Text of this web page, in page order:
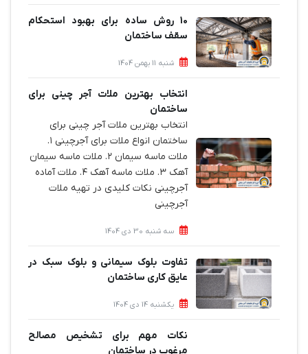
10 روش ساده برای بهبود استحکام
سقف ساختمان
شنبه 11 بهمن 1404
انتخاب بهترین ملات آجر چینی برای
ساختمان‌
انتخاب بهترین ملات آجر چینی برای
ساختمان‌ انواع ملات برای آجرچینی ۱.
ملات ماسه سیمان ۲. ملات ماسه سیمان
آهک ۳. ملات ماسه آهک ۴. ملات آماده
آجرچینی نکات کلیدی در تهیه ملات
آجرچینی
سه شنبه 30 دی 1404
تفاوت بلوک سیمانی و بلوک سبک در
عایق کاری ساختمان
یکشنبه 14 دی 1404
نکات مهم برای تشخیص مصالح
مرغوب در ساختمان